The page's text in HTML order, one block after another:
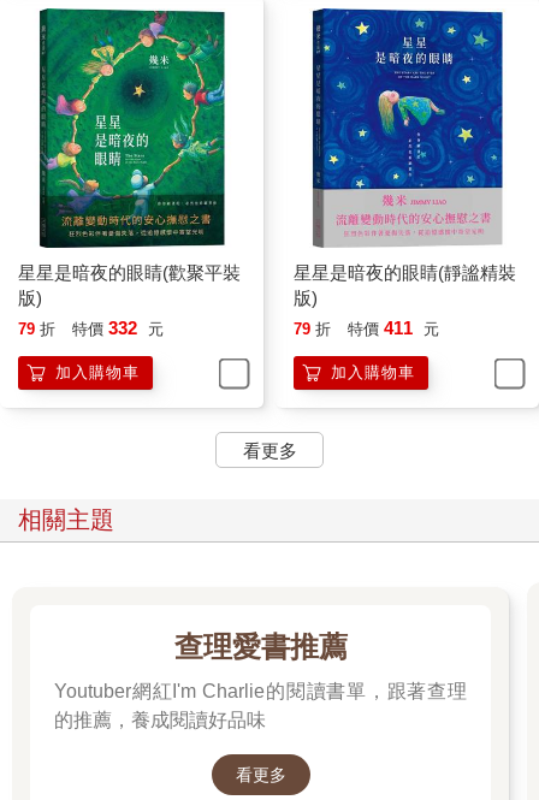
星星是暗夜的眼睛(歡聚平裝
版)
79 折 特價 332 元
加入購物車
星星是暗夜的眼睛(靜謐精裝
版)
79 折 特價 411 元
加入購物車
看更多
相關主題
查理愛書推薦
Youtuber網紅I'm Charlie的閱讀書單，跟著查理
的推薦，養成閱讀好品味
看更多